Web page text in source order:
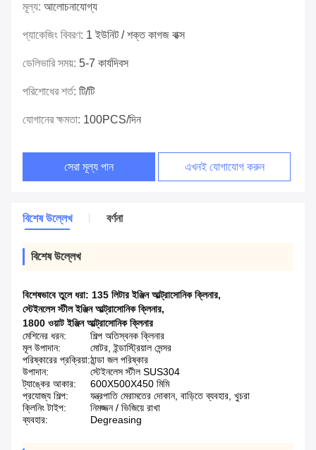
মূল্য: আলোচনাযোগ্য
প্যাকেজিং বিবরণ: 1 ইউনিট / শক্ত কাগজ বাক্স
ডেলিভারি সময়: 5-7 কার্যদিবস
পরিশোধের শর্ত: টি/টি
যোগানের ক্ষমতা: 100PCS/দিন
সেরা মূল্য পান এখনই যোগাযোগ করুন
বিশেষ উল্লেখ বর্ণনা
বিশেষ উল্লেখ
বিশেষভাবে তুলে ধরা: 135 লিটার ইঞ্জিন আল্ট্রাসোনিক ক্লিনার,
স্টেইনলেস স্টীল ইঞ্জিন আল্ট্রাসোনিক ক্লিনার,
1800 ওয়াট ইঞ্জিন আল্ট্রাসোনিক ক্লিনার
মেশিনের ধরন:
শিল্প অতিস্বনক ক্লিনার
মূল উপাদান:
মোটর, ইন্ডাস্ট্রিয়াল সেন্সর
পরিষ্কারের প্রক্রিয়া:ঠান্ডা জল পরিষ্কার
উপাদান:
স্টেইনলেস স্টীল SUS304
ট্যাঙ্কের আকার:
600X500X450 মিমি
প্রযোজ্য শিল্প:
যন্ত্রপাতি মেরামতের দোকান, বাড়িতে ব্যবহার, খুচরা
ক্লিনিং টাইপ:
নিমজ্জন / ভিজিয়ে রাখা
ব্যবহার:
Degreasing